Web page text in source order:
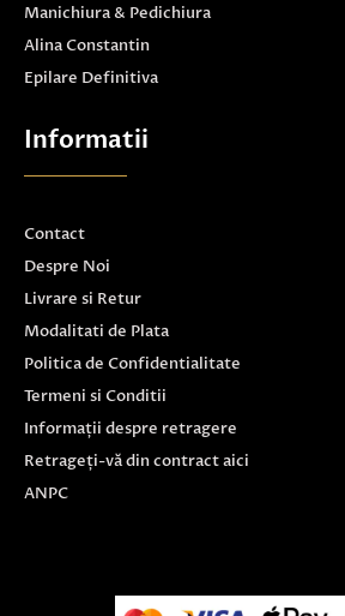
Manichiura & Pedichiura
Alina Constantin
Epilare Definitiva
Informatii
Contact
Despre Noi
Livrare si Retur
Modalitati de Plata
Politica de Confidentialitate
Termeni si Conditii
Informații despre retragere
Retrageți-vă din contract aici
ANPC